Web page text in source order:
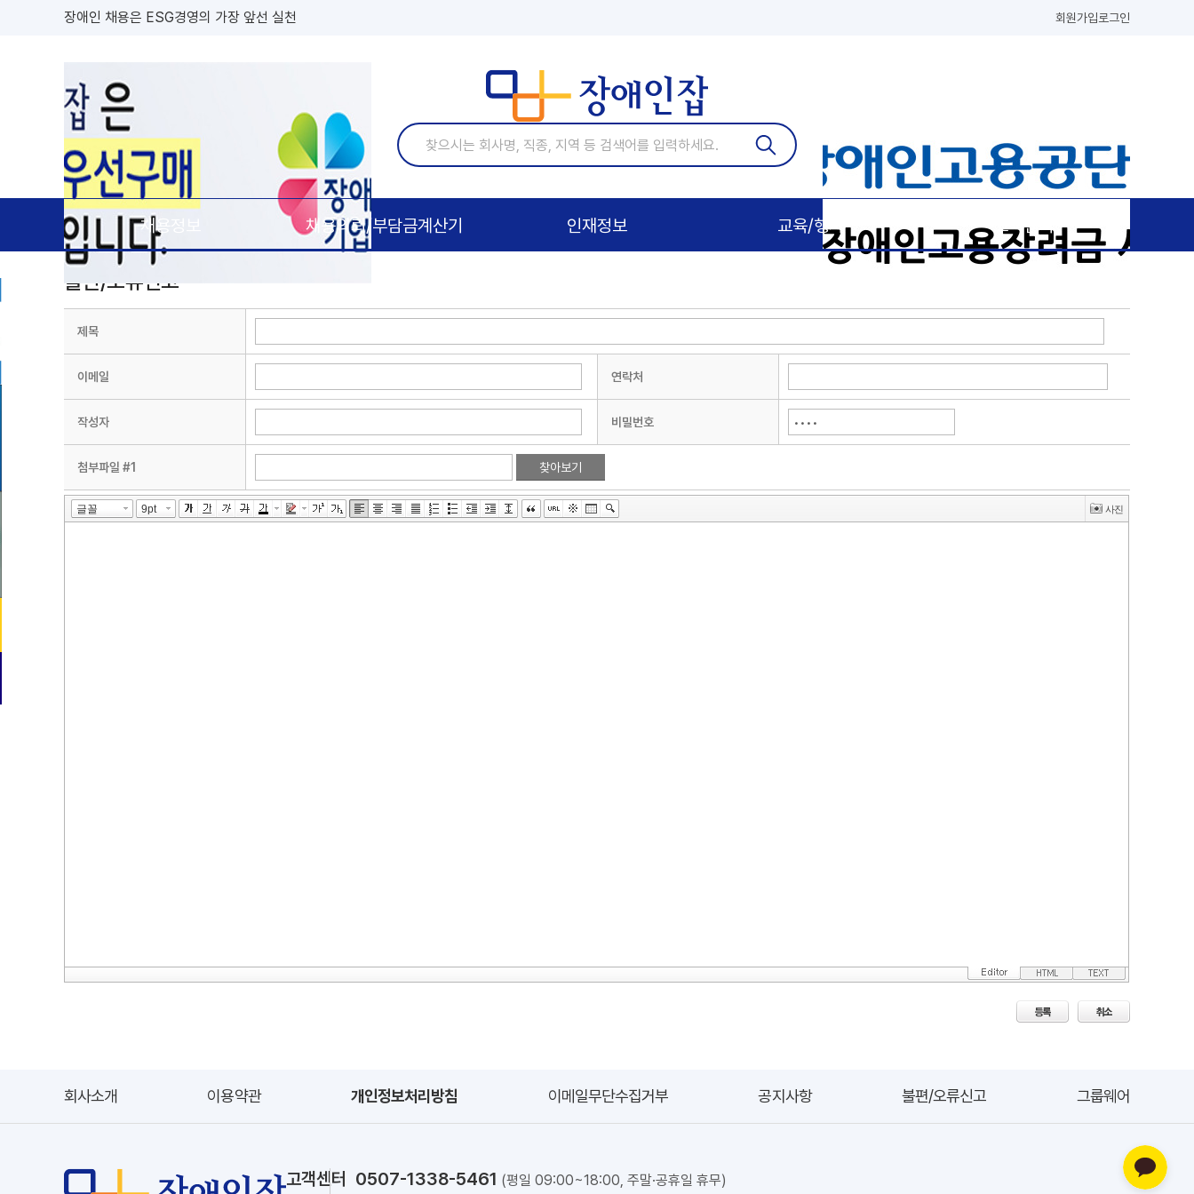
장애인 채용은 ESG경영의 가장 앞선 실천
장애인잡은 공공기관 우선구매 대상기업(장애인,창업,중소 기업)
회원가입로그인
채용정보 채용의뢰/부담금계산기 인재정보 교육/행사 고객센터
불편/오류신고
제목
이메일 연락처
작성자 비밀번호
첨부파일 #1 찾아보기
회사소개 이용약관 개인정보처리방침 이메일무단수집거부 공지사항 불편/오류신고 그룹웨어
고객센터 0507-1338-5461 (평일 09:00~18:00, 주말·공휴일 휴무)